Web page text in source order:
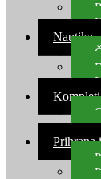
Nautika
Prihrana